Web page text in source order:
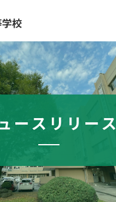
ースリリース